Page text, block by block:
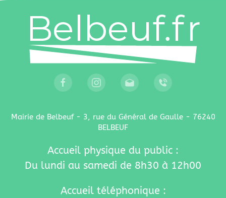
Mairie de Belbeuf - 3, rue du Général de Gaulle - 76240
BELBEUF
Accueil physique du public :
Du lundi au samedi de 8h30 à 12h00
Accueil téléphonique :